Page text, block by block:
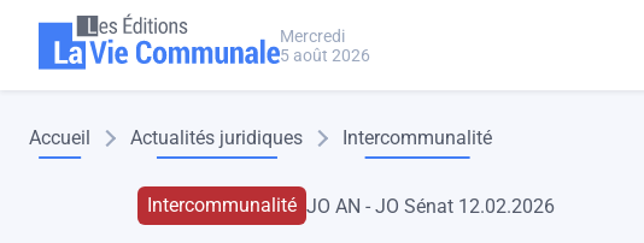
Aller au contenu principal
Mercredi
5 août 2026
Fil d'Ariane
Accueil Actualités juridiques Intercommunalité
Intercommunalité JO AN - JO Sénat 12.02.2026
Panneau de gestion des cookies